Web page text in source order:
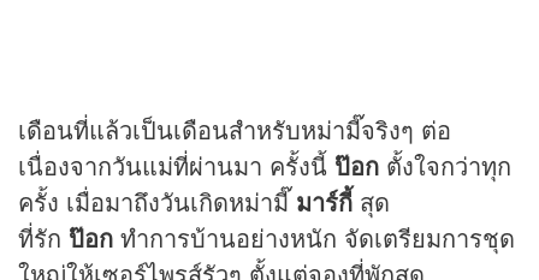
เดือนที่แล้วเป็นเดือนสำหรับหม่ามี๊จริงๆ ต่อ
เนื่องจากวันแม่ที่ผ่านมา ครั้งนี้ ป๊อก ตั้งใจกว่าทุก
ครั้ง เมื่อมาถึงวันเกิดหม่ามี๊มาร์กี้ สุด
ที่รัก ป๊อก ทำการบ้านอย่างหนัก จัดเตรียมการชุด